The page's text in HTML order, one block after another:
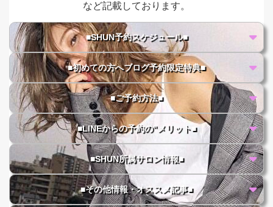
など記載しております。
■SHUN予約スケジュール■
■初めての方へブログ予約限定特典■
■ご予約方法■
■LINEからの予約の"メリット■
■SHUN所属サロン情報■
■その他情報・オススメ記事■